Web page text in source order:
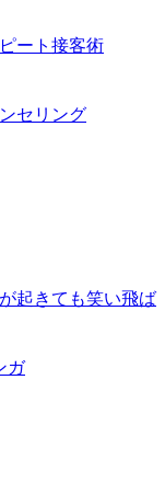
ート接客術
セリング
起きても笑い飛ば
ガ